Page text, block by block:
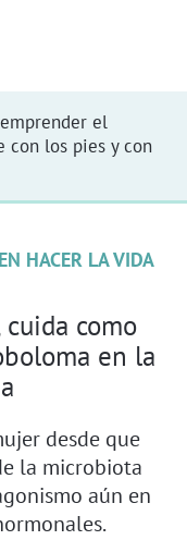
el
con los pies y con
HACER LA VIDA
como
en la
desde que
la microbiota
aún en